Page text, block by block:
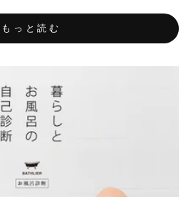
もっと読む